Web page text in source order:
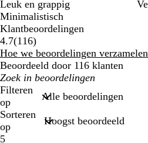
Leuk en grappig
Minimalistisch
Klantbeoordelingen
4.7(116116
beoordelingen
)
Hoe we beoordelingen
Beoordeeld door 116 klanten
Mijn
zoekopdrachten
Filteren
op
Sorteren
op
5